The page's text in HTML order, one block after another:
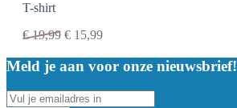
T-shirt
€19,99 € 15,99
Meld je aan voor onze nieuwsbrief!